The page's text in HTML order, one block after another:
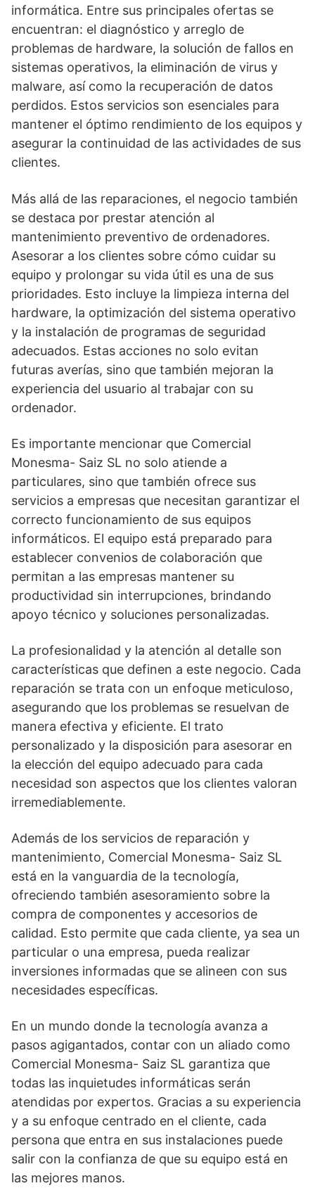
informática. Entre sus principales ofertas se
encuentran: el diagnóstico y arreglo de
problemas de hardware, la solución de fallos en
sistemas operativos, la eliminación de virus y
malware, así como la recuperación de datos
perdidos. Estos servicios son esenciales para
mantener el óptimo rendimiento de los equipos y
asegurar la continuidad de las actividades de sus
clientes.
Más allá de las reparaciones, el negocio también
se destaca por prestar atención al
mantenimiento preventivo de ordenadores.
Asesorar a los clientes sobre cómo cuidar su
equipo y prolongar su vida útil es una de sus
prioridades. Esto incluye la limpieza interna del
hardware, la optimización del sistema operativo
y la instalación de programas de seguridad
adecuados. Estas acciones no solo evitan
futuras averías, sino que también mejoran la
experiencia del usuario al trabajar con su
ordenador.
Es importante mencionar que Comercial
Monesma- Saiz SL no solo atiende a
particulares, sino que también ofrece sus
servicios a empresas que necesitan garantizar el
correcto funcionamiento de sus equipos
informáticos. El equipo está preparado para
establecer convenios de colaboración que
permitan a las empresas mantener su
productividad sin interrupciones, brindando
apoyo técnico y soluciones personalizadas.
La profesionalidad y la atención al detalle son
características que definen a este negocio. Cada
reparación se trata con un enfoque meticuloso,
asegurando que los problemas se resuelvan de
manera efectiva y eficiente. El trato
personalizado y la disposición para asesorar en
la elección del equipo adecuado para cada
necesidad son aspectos que los clientes valoran
irremediablemente.
Además de los servicios de reparación y
mantenimiento, Comercial Monesma- Saiz SL
está en la vanguardia de la tecnología,
ofreciendo también asesoramiento sobre la
compra de componentes y accesorios de
calidad. Esto permite que cada cliente, ya sea un
particular o una empresa, pueda realizar
inversiones informadas que se alineen con sus
necesidades específicas.
En un mundo donde la tecnología avanza a
pasos agigantados, contar con un aliado como
Comercial Monesma- Saiz SL garantiza que
todas las inquietudes informáticas serán
atendidas por expertos. Gracias a su experiencia
y a su enfoque centrado en el cliente, cada
persona que entra en sus instalaciones puede
salir con la confianza de que su equipo está en
las mejores manos.